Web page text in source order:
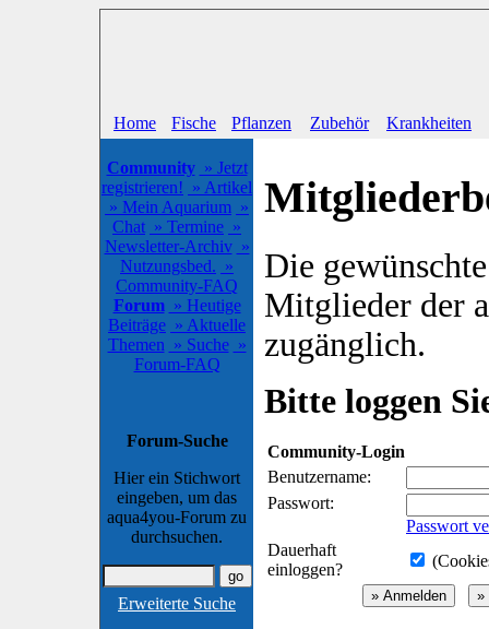
Home Fische Pflanzen Zubehör Krankheiten
Community » Jetzt
registrieren! » Artikel
» Mein Aquarium »
Chat » Termine »
Newsletter-Archiv »
Nutzungsbed. »
Community-FAQ
Forum » Heutige
Beiträge » Aktuelle
Themen » Suche »
Forum-FAQ
Forum-Suche
Hier ein Stichwort
eingeben, um das
aqua4you-Forum zu
durchsuchen.
Erweiterte Suche
Die
Mitglieder der
zugänglich.
Bitte loggen
Community-Login
Benutzername:
Passwort:
Passwort
Dauerhaft
einloggen?